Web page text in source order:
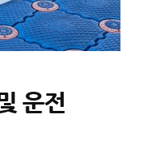
운전